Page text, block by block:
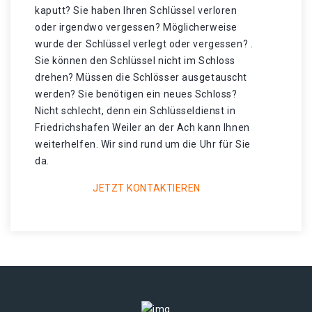
kaputt? Sie haben Ihren Schlüssel verloren
oder irgendwo vergessen? Möglicherweise
wurde der Schlüssel verlegt oder vergessen? .
Sie können den Schlüssel nicht im Schloss
drehen? Müssen die Schlösser ausgetauscht
werden? Sie benötigen ein neues Schloss?
Nicht schlecht, denn ein Schlüsseldienst in
Friedrichshafen Weiler an der Ach kann Ihnen
weiterhelfen. Wir sind rund um die Uhr für Sie
da.
JETZT KONTAKTIEREN